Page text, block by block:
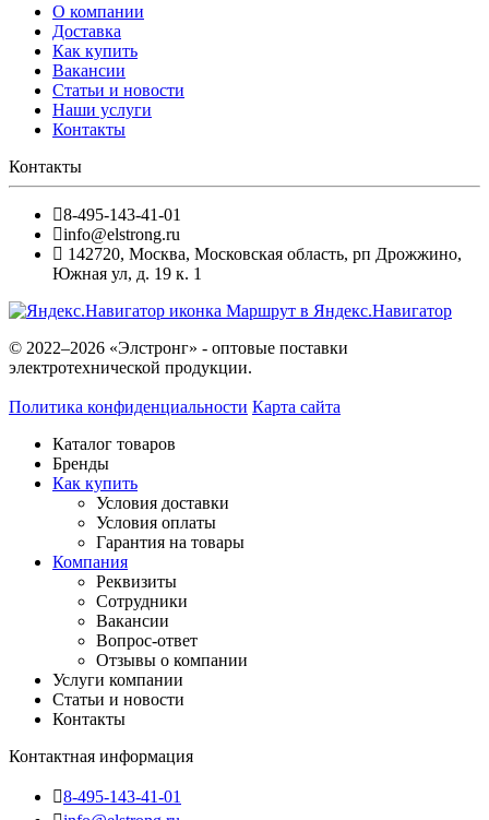
О компании
Доставка
Как купить
Вакансии
Статьи и новости
Наши услуги
Контакты
Контакты
8-495-143-41-01
info@elstrong.ru
142720, Москва, Московская область, рп Дрожжино,
Южная ул, д. 19 к. 1
Маршрут в Яндекс.Навигатор
© 2022–2026 «Элстронг» - оптовые поставки
электротехнической продукции.
Политика конфиденциальности Карта сайта
Каталог товаров
Бренды
Как купить
Условия доставки
Условия оплаты
Гарантия на товары
Компания
Реквизиты
Сотрудники
Вакансии
Вопрос-ответ
Отзывы о компании
Услуги компании
Статьи и новости
Контакты
Контактная информация
8-495-143-41-01